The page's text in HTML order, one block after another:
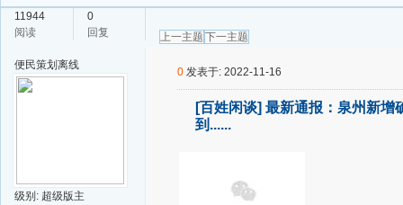
11944
阅读
0
回复
上一主题 下一主题
便民策划 离线
级别: 超级版主
0 发表于: 2022-11-16
[百姓闲谈] 最新通报：泉州新增
到......